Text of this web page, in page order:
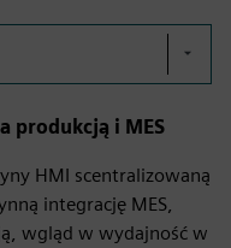
produkcją i MES
HMI scentralizowaną
integrację MES,
wgląd w wydajność w